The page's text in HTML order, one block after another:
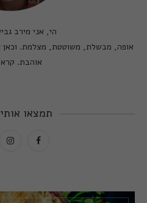
הי, אני מירב
אופה, מבשלת, משוטטת, מצלמת.
אוהבת.
תמצאו